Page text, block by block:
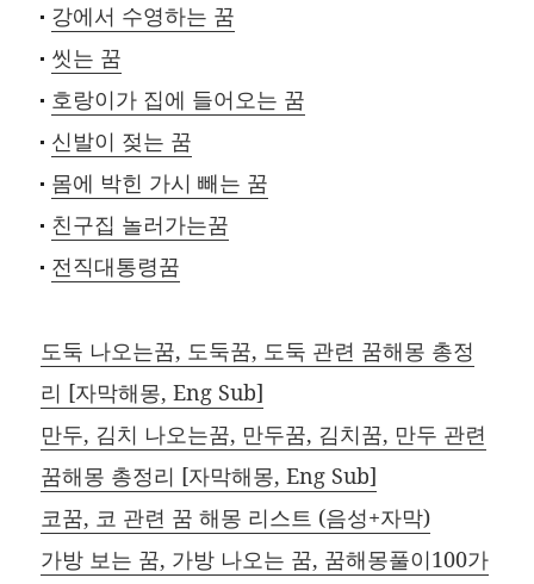
강에서 수영하는 꿈
씻는 꿈
호랑이가 집에 들어오는 꿈
신발이 젖는 꿈
몸에 박힌 가시 빼는 꿈
친구집 놀러가는꿈
전직대통령꿈
도둑 나오는꿈, 도둑꿈, 도둑 관련 꿈해몽 총정
리 [자막해몽, Eng Sub]
만두, 김치 나오는꿈, 만두꿈, 김치꿈, 만두 관련
꿈해몽 총정리 [자막해몽, Eng Sub]
코꿈, 코 관련 꿈 해몽 리스트 (음성+자막)
가방 보는 꿈, 가방 나오는 꿈, 꿈해몽풀이100가